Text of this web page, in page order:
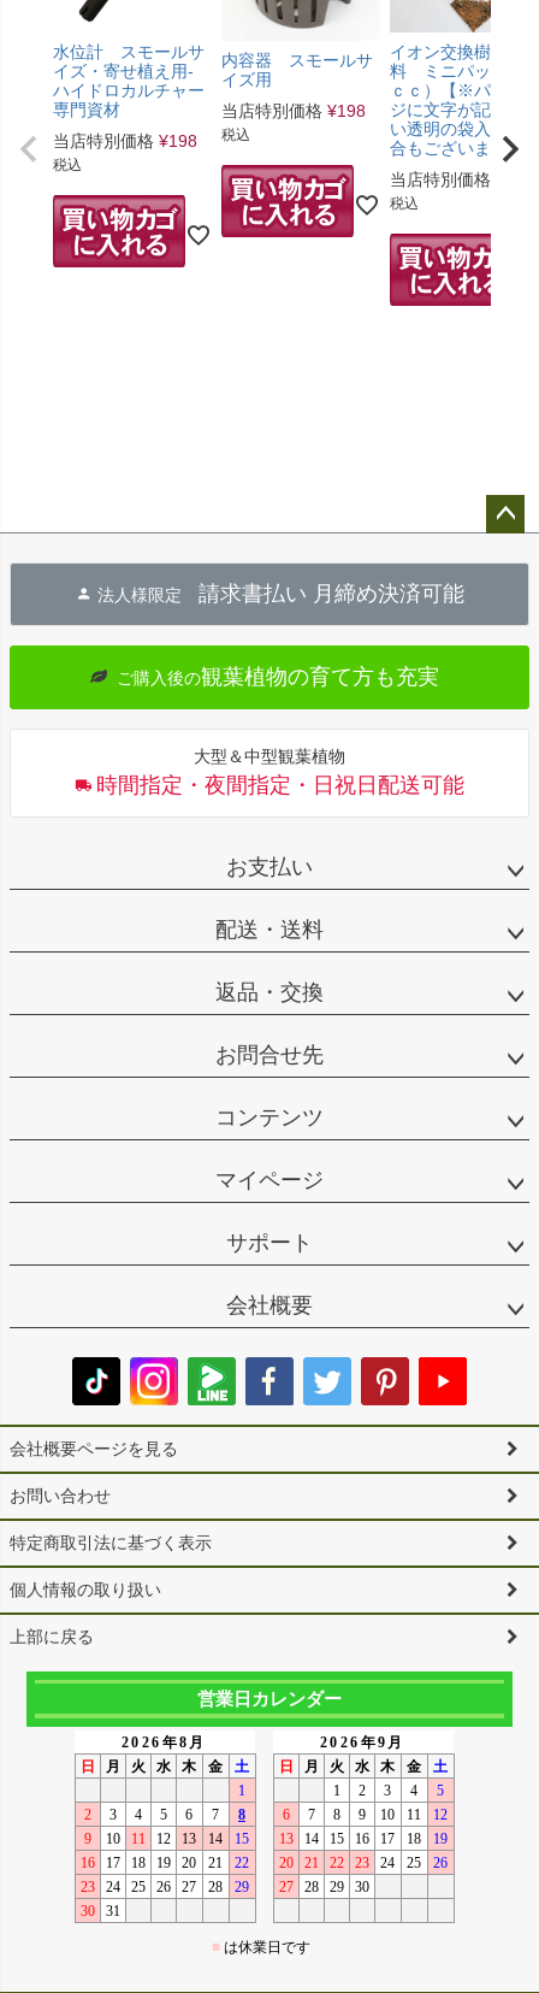
水位計 スモールサ
イズ・寄せ植え用-
ハイドロカルチャー
専門資材
当店特別価格 ¥198
税込
内容器 スモールサ
イズ用
当店特別価格 ¥198
税込
イオン交換樹脂肥
料 ミニパック（5
ｃｃ）【※パッケ
ジに文字が記載の
い透明の袋入りの
合もございます。
当店特別価格
税込
へ
法人様限定 請求書払い 月締め決済可能
ご購入後の観葉植物の育て方も充実
大型＆中型観葉植物
時間指定・夜間指定・日祝日配送可能
お支払い
配送・送料
返品・交換
お問合せ先
コンテンツ
マイページ
サポート
会社概要
会社概要ページを見る
お問い合わせ
特定商取引法に基づく表示
個人情報の取り扱い
上部に戻る
営業日カレンダー